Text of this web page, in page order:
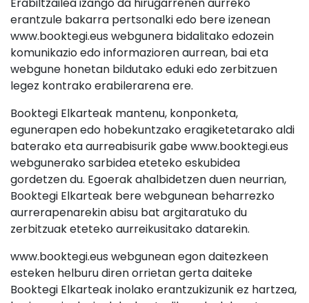
erantzule bakarra pertsonalki edo bere izenean
www.booktegi.eus webgunera bidalitako edozein
komunikazio edo informazioren aurrean, bai eta
webgune honetan bildutako eduki edo zerbitzuen
legez kontrako erabilerarena ere.
Booktegi Elkarteak mantenu, konponketa,
egunerapen edo hobekuntzako eragiketetarako aldi
baterako eta aurreabisurik gabe www.booktegi.eus
webgunerako sarbidea eteteko eskubidea
gordetzen du. Egoerak ahalbidetzen duen neurrian,
Booktegi Elkarteak bere webgunean beharrezko
aurrerapenarekin abisu bat argitaratuko du
zerbitzuak eteteko aurreikusitako datarekin.
www.booktegi.eus webgunean egon daitezkeen
esteken helburu diren orrietan gerta daiteke
Booktegi Elkarteak inolako erantzukizunik ez hartzea,